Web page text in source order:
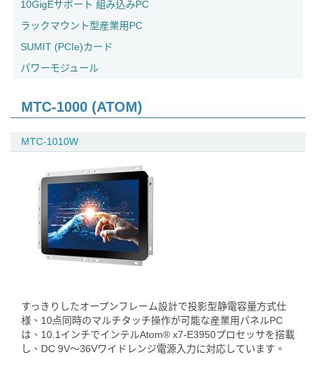
10GigEサポート 組み込みPC
ラックマウント型産業用PC
SUMIT (PCIe)カード
パワーモジュール
MTC-1000 (ATOM)
MTC-1010W
すっきりしたオープンフレーム設計で投影型静電容量方式仕
様、10点同時のマルチタッチ操作が可能な産業用パネルPC
は、10.1インチでインテルAtom® x7-E3950プロセッサを搭載
し、DC 9V～36Vワイドレンジ電源入力に対応しています。